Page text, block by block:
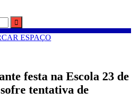
festa na Escola 23 de
tentativa de